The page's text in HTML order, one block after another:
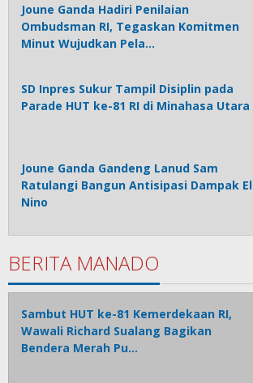
Joune Ganda Hadiri Penilaian
Ombudsman RI, Tegaskan Komitmen
Minut Wujudkan Pela…
SD Inpres Sukur Tampil Disiplin pada
Parade HUT ke-81 RI di Minahasa Utara
Joune Ganda Gandeng Lanud Sam
Ratulangi Bangun Antisipasi Dampak El
Nino
BERITA MANADO
Sambut HUT ke-81 Kemerdekaan RI,
Wawali Richard Sualang Bagikan
Bendera Merah Pu…